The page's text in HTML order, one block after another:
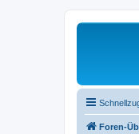
Foren-